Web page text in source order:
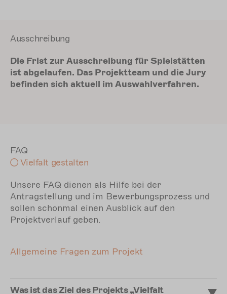
Ausschreibung
Die Frist zur Ausschreibung für Spielstätten
ist abgelaufen. Das Projektteam und die Jury
befinden sich aktuell im Auswahlverfahren.
FAQ
Vielfalt gestalten
Unsere FAQ dienen als Hilfe bei der
Antragstellung und im Bewerbungsprozess und
sollen schonmal einen Ausblick auf den
Projektverlauf geben.
Allgemeine Fragen zum Projekt
Was ist das Ziel des Projekts „Vielfalt